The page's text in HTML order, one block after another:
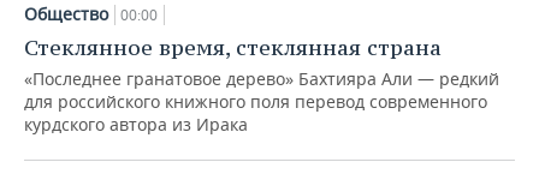
Общество 00:00
Стеклянное время, стеклянная страна
«Последнее гранатовое дерево» Бахтияра Али — редкий
для российского книжного поля перевод современного
курдского автора из Ирака